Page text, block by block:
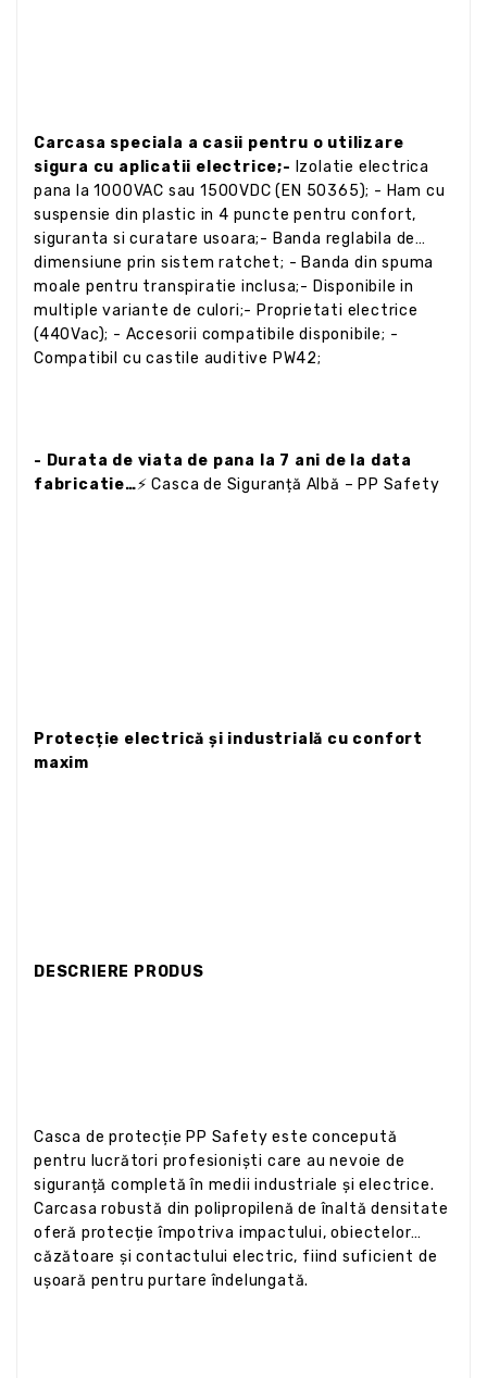
Carcasa speciala a casii pentru o utilizare
sigura cu aplicatii electrice;- Izolatie electrica
pana la 1000VAC sau 1500VDC (EN 50365); - Ham cu
suspensie din plastic in 4 puncte pentru confort,
siguranta si curatare usoara;- Banda reglabila de
dimensiune prin sistem ratchet; - Banda din spuma
moale pentru transpiratie inclusa;- Disponibile in
multiple variante de culori;- Proprietati electrice
(440Vac); - Accesorii compatibile disponibile; -
Compatibil cu castile auditive PW42;
- Durata de viata de pana la 7 ani de la data
fabricatie…⚡ Casca de Siguranță Albă – PP Safety
Protecție electrică și industrială cu confort
maxim
DESCRIERE PRODUS
Casca de protecție PP Safety este concepută
pentru lucrători profesioniști care au nevoie de
siguranță completă în medii industriale și electrice.
Carcasa robustă din polipropilenă de înaltă densitate
oferă protecție împotriva impactului, obiectelor
căzătoare și contactului electric, fiind suficient de
ușoară pentru purtare îndelungată.